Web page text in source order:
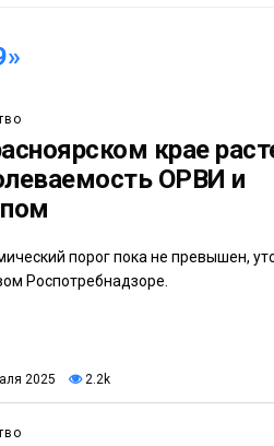
крае
ОРВИ и
порог пока не превышен,
Роспотребнадзоре.
2025 2.2k